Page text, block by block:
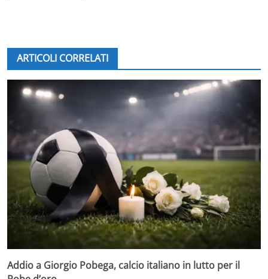
ARTICOLI CORRELATI
Addio a Giorgio Pobega, calcio italiano in lutto per il